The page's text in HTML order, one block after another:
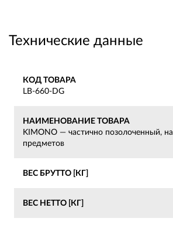
Технические данные
КОД ТОВАРА
LB-660-DG
НАИМЕНОВАНИЕ ТОВАРА
KIMONO — частично позолоченный,
предметов
ВЕС БРУТТО [КГ]
ВЕС НЕТТО [КГ]